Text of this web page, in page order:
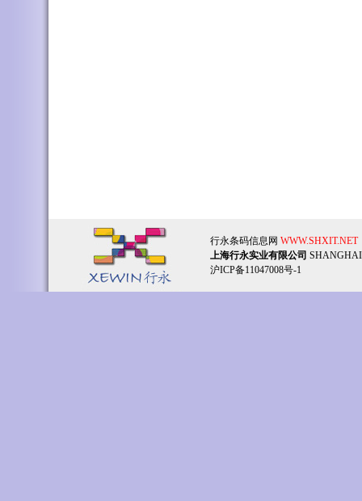
行永条码信息网 WWW.SHXIT.NET
上海行永实业有限公司
沪ICP备11047008号-1